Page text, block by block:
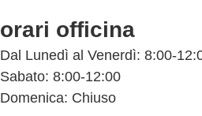
orari officina
Dal Lunedì al Venerdì: 8:00-
Sabato: 8:00-12:00
Domenica: Chiuso